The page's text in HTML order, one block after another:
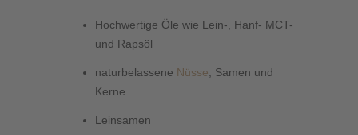
Hochwertige Öle wie Lein-, Hanf- MCT-
und Rapsöl
naturbelassene Nüsse, Samen und
Kerne
Leinsamen